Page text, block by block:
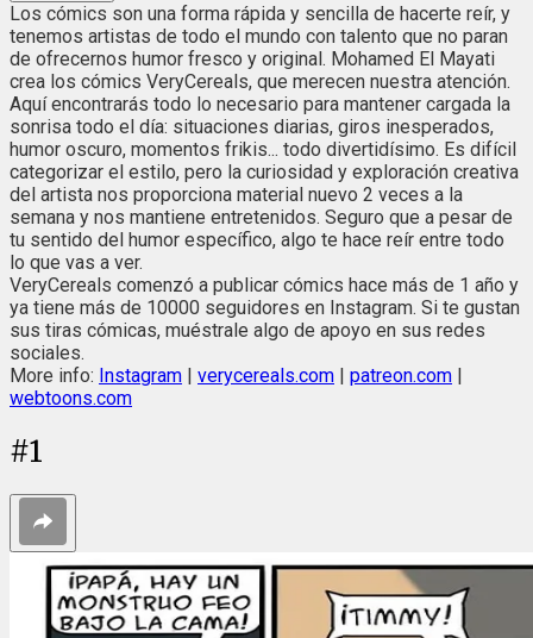
Los cómics son una forma rápida y sencilla de hacerte reír, y
tenemos artistas de todo el mundo con talento que no paran
de ofrecernos humor fresco y original. Mohamed El Mayati
crea los cómics VeryCereals, que merecen nuestra atención.
Aquí encontrarás todo lo necesario para mantener cargada la
sonrisa todo el día: situaciones diarias, giros inesperados,
humor oscuro, momentos frikis... todo divertidísimo. Es difícil
categorizar el estilo, pero la curiosidad y exploración creativa
del artista nos proporciona material nuevo 2 veces a la
semana y nos mantiene entretenidos. Seguro que a pesar de
tu sentido del humor específico, algo te hace reír entre todo
lo que vas a ver.
VeryCereals comenzó a publicar cómics hace más de 1 año y
ya tiene más de 10000 seguidores en Instagram. Si te gustan
sus tiras cómicas, muéstrale algo de apoyo en sus redes
sociales.
More info: Instagram | verycereals.com | patreon.com |
webtoons.com
#1